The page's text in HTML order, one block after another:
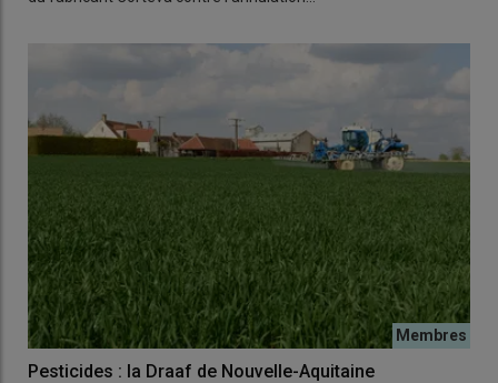
Pesticides : la Draaf de Nouvelle-Aquitaine